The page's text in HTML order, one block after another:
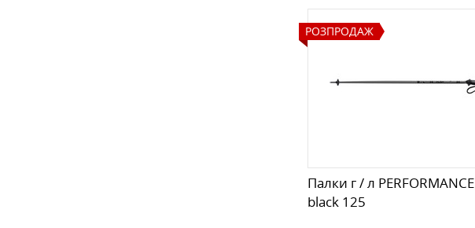
РОЗПРОДАЖ
Палки г / л PERFORMANCE
black 125